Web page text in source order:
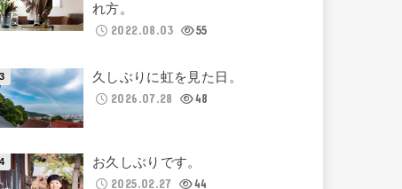
れ方。
2022.08.03
55
久しぶりに虹を見た日。
2026.07.28
48
お久しぶりです。
2025.02.27
44